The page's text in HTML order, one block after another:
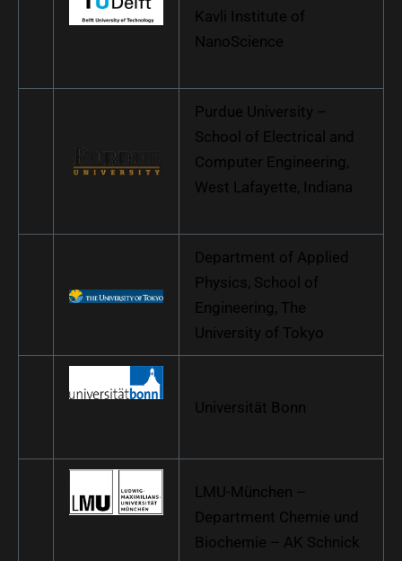
Kavli Institute of
NanoScience
Purdue University –
School of Electrical and
Computer Engineering,
West Lafayette, Indiana
Department of Applied
Physics, School of
Engineering, The
University of Tokyo
Universität Bonn
LMU-München –
Department Chemie und
Biochemie – AK Schnick